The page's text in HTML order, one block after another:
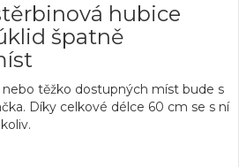
hubice
špatně
těžko dostupných míst bude s
Díky celkové délce 60 cm se s ní